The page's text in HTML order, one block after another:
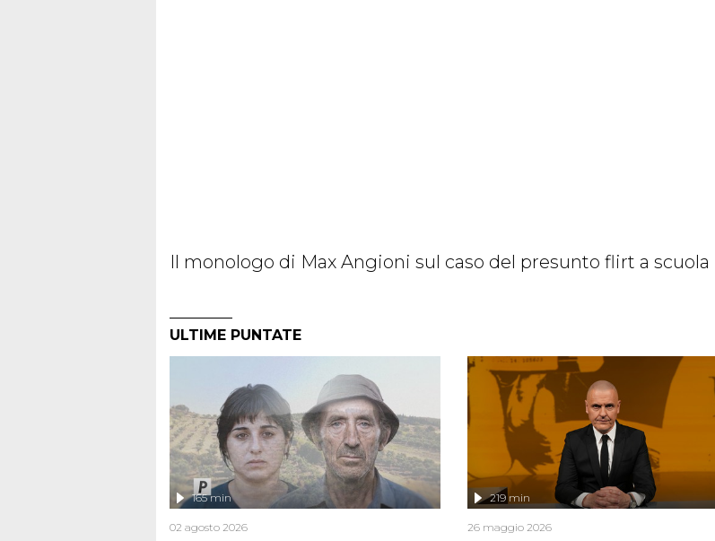
Il monologo di Max Angioni sul caso del presunto flirt a scuola
ULTIME PUNTATE
165 min
02 agosto 2026
219 min
26 maggio 2026